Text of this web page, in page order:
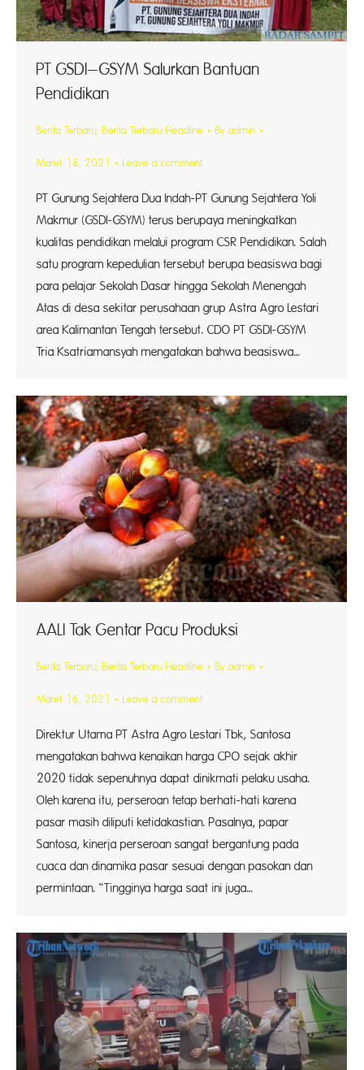
PT GSDI–GSYM Salurkan Bantuan
Pendidikan
Berita Terbaru, Berita Terbaru Headline By admin
Maret 18, 2021 Leave a comment
PT Gunung Sejahtera Dua Indah-PT Gunung Sejahtera Yoli
Makmur (GSDI-GSYM) terus berupaya meningkatkan
kualitas pendidikan melalui program CSR Pendidikan. Salah
satu program kepedulian tersebut berupa beasiswa bagi
para pelajar Sekolah Dasar hingga Sekolah Menengah
Atas di desa sekitar perusahaan grup Astra Agro Lestari
area Kalimantan Tengah tersebut. CDO PT GSDI-GSYM
Tria Ksatriamansyah mengatakan bahwa beasiswa…
AALI Tak Gentar Pacu Produksi
Berita Terbaru, Berita Terbaru Headline By admin
Maret 16, 2021 Leave a comment
Direktur Utama PT Astra Agro Lestari Tbk, Santosa
mengatakan bahwa kenaikan harga CPO sejak akhir
2020 tidak sepenuhnya dapat dinikmati pelaku usaha.
Oleh karena itu, perseroan tetap berhati-hati karena
pasar masih diliputi ketidakastian. Pasalnya, papar
Santosa, kinerja perseroan sangat bergantung pada
cuaca dan dinamika pasar sesuai dengan pasokan dan
permintaan. “Tingginya harga saat ini juga…